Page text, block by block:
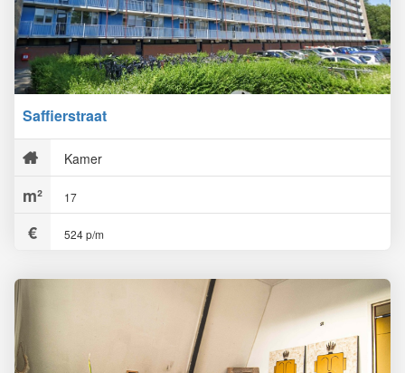
Saffierstraat
Kamer
17
524 p/m